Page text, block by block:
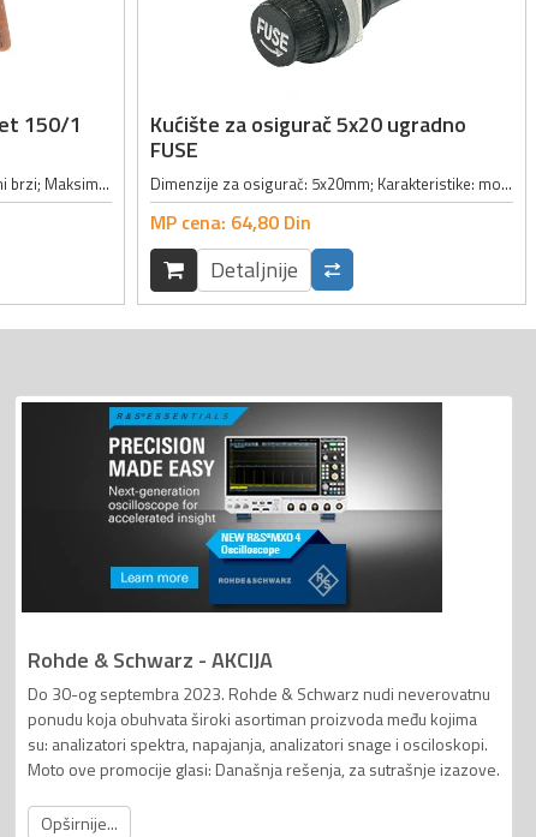
150/1
Set sadrži 150 osigurača; Tip: stakleni brzi; Maksimalne jačine struja: 100mA, 250mA, 315mA, 630mA, 1A, 1.6A, 2A, 2.5A, 3.15A, 4A, 5A, 6.3A, 8A, 10A, 16A; Dimenzije: 5x20mm; Radni napon: 250V; Karakteristike: transparentna staklena...
Kućište za osigurač 5x20 ugradno
FUSE
Dimenzije za osigurač: 5x20mm; Karakteristike: moguće ga je otvoriti rukom; Struja: max 10A
MP cena: 64,80 Din
Detaljnije
Rohde & Schwarz - AKCIJA
Do 30-og septembra 2023. Rohde & Schwarz nudi neverovatnu
ponudu koja obuhvata široki asortiman proizvoda među kojima
su: analizatori spektra, napajanja, analizatori snage i osciloskopi.
Moto ove promocije glasi: Današnja rešenja, za sutrašnje izazove.
Opširnije...